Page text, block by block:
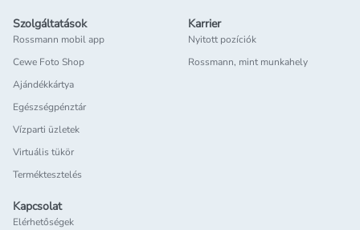
Szolgáltatások
Rossmann mobil app
Cewe Foto Shop
Ajándékkártya
Egészségpénztár
Vízparti üzletek
Virtuális tükör
Terméktesztelés
Karrier
Nyitott pozíciók
Rossmann, mint munkahely
Kapcsolat
Elérhetőségek